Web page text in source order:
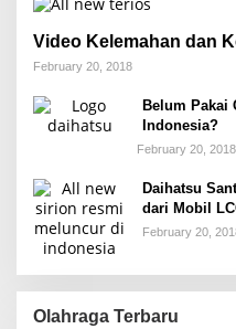
Video Kelemahan dan
February 20, 2018
Belum Pakai
Indonesia?
February 20, 2018
Daihatsu
dari Mobil
February 20,
Olahraga Terbaru